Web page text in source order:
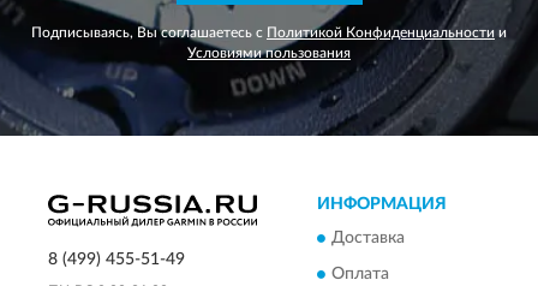
Подписываясь, Вы соглашаетесь с Политикой Конфиденциальности и
Условиями пользования
8 (499) 455-51-49
ИНФОРМАЦИЯ
Доставка
Оплата